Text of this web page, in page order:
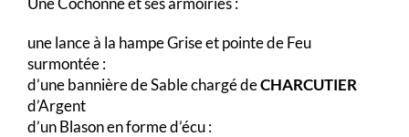
une lance à la hampe Grise et pointe de Feu
surmontée :
d’une bannière de Sable chargé deCHARCUTIER
d’Argent
d’un Blason en forme d’écu :